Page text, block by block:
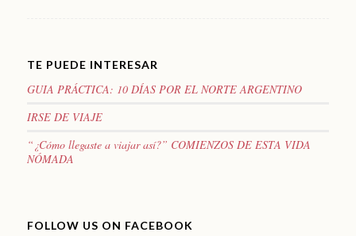
TE PUEDE INTERESAR
GUIA PRÁCTICA: 10 DÍAS POR EL NORTE ARGENTINO
IRSE DE VIAJE
“¿Cómo llegaste a viajar así?” COMIENZOS DE ESTA VIDA
NÓMADA
FOLLOW US ON FACEBOOK